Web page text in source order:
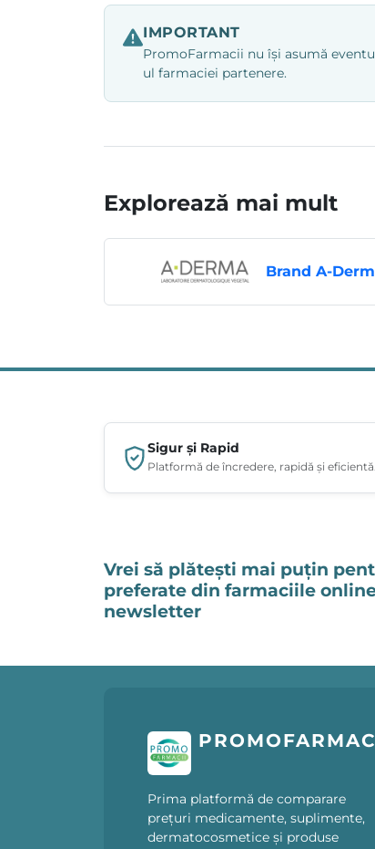
IMPORTANT
PromoFarmacii nu își asumă
ul farmaciei partenere.
Explorează mai mult
Brand A-
Sigur și Rapid
Platformă de încredere, rapidă și eficientă.
Vrei să plătești mai puțin
preferate din farmaciile
newsletter
Prima platformă de comparare
prețuri medicamente, suplimente,
dermatocosmetice și produse